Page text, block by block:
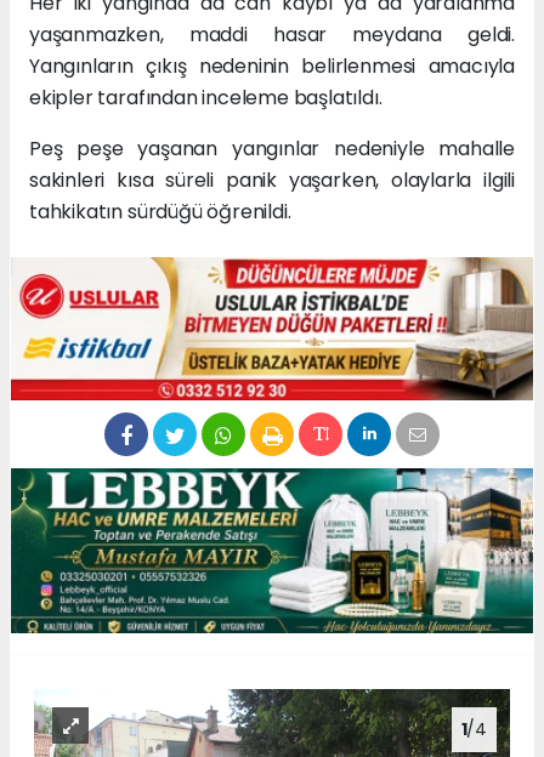
yaşanmazken, maddi hasar meydana geldi.
Yangınların çıkış nedeninin belirlenmesi amacıyla
ekipler tarafından inceleme başlatıldı.
Peş peşe yaşanan yangınlar nedeniyle mahalle
sakinleri kısa süreli panik yaşarken, olaylarla ilgili
tahkikatın sürdüğü öğrenildi.
1/4